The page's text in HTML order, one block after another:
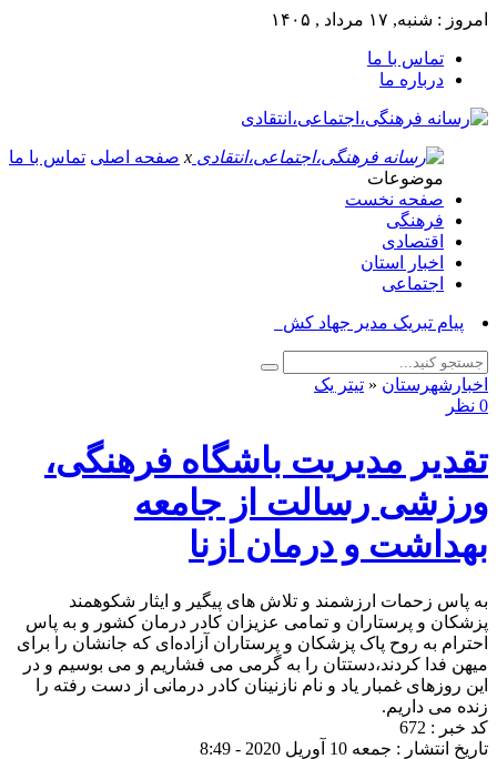
۱۷ مرداد , ۱۴۰۵
تماس با ما
درباره ما
x صفحه اصلی تماس با ما
موضوعات
صفحه نخست
فرهنگی
اقتصادی
اخبار استان
اجتماعی
تبریک مدیر جهاد کشاورزی ا_
« تیتر یک
مدیریت باشگاه فرهنگی،
رسالت از جامعه
و درمان ازنا
زحمات ارزشمند و تلاش های پیگیر و ایثار شکوهمند
و پرستاران و تمامی عزیزان کادر درمان کشور و به پاس
به روح پاک پزشکان و پرستاران آزاده‌ای که جانشان را برای
فدا کردند،دستتان را به گرمی می فشاریم و می بوسیم و در
غمبار یاد و نام نازنینان کادر درمانی از دست رفته را
داریم.
672
: جمعه 10 آوریل 2020 - 8:49